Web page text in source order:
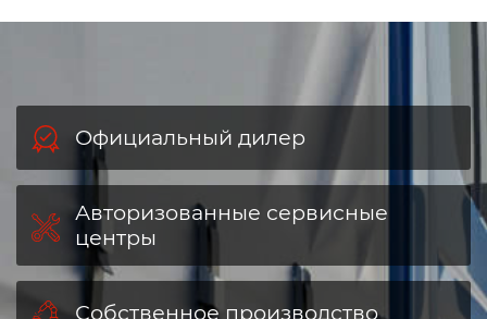
Официальный дилер
Авторизованные сервисные